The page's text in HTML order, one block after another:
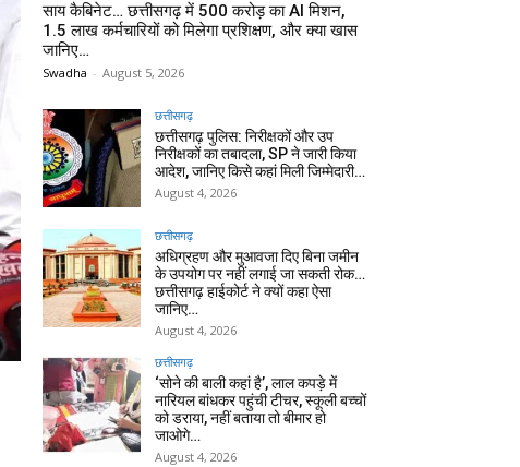
साय कैबिनेट… छत्तीसगढ़ में 500 करोड़ का AI मिशन,
1.5 लाख कर्मचारियों को मिलेगा प्रशिक्षण, और क्या खास
जानिए…
Swadha - August 5, 2026
छत्तीसगढ़
छत्तीसगढ़ पुलिस: निरीक्षकों और उप
निरीक्षकों का तबादला, SP ने जारी किया
आदेश, जानिए किसे कहां मिली जिम्मेदारी…
August 4, 2026
छत्तीसगढ़
अधिग्रहण और मुआवजा दिए बिना जमीन
के उपयोग पर नहीं लगाई जा सकती रोक…
छत्तीसगढ़ हाईकोर्ट ने क्यों कहा ऐसा
जानिए…
August 4, 2026
छत्तीसगढ़
‘सोने की बाली कहां है’, लाल कपड़े में
नारियल बांधकर पहुंची टीचर, स्कूली बच्चों
को डराया, नहीं बताया तो बीमार हो
जाओगे…
August 4, 2026